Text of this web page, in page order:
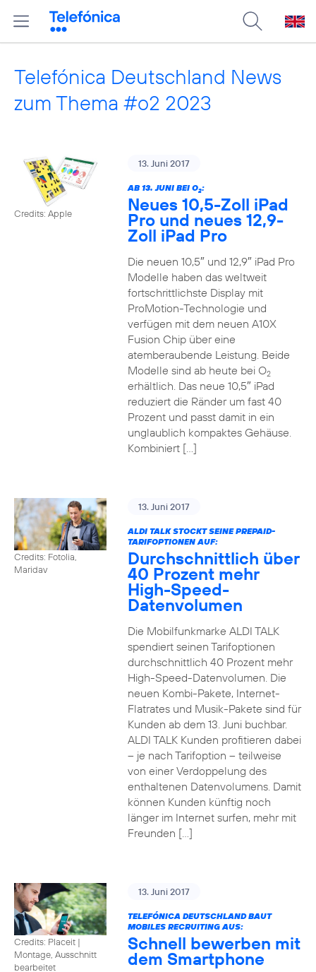
Telefónica Deutschland News
zum Thema #o2 2023
Credits: Apple
13. Juni 2017
AB 13. JUNI BEI O2:
Neues 10,5-Zoll iPad
Pro und neues 12,9-
Zoll iPad Pro
Die neuen 10,5″ und 12,9″ iPad Pro
Modelle haben das weltweit
fortschrittlichste Display mit
ProMotion-Technologie und
verfügen mit dem neuen A10X
Fusion Chip über eine
atemberaubende Leistung. Beide
Modelle sind ab heute bei O2
erhältlich. Das neue 10,5″ iPad
reduziert die Ränder um fast 40
Prozent und passt damit in ein
unglaublich kompaktes Gehäuse.
Kombiniert […]
Credits: Fotolia,
Maridav
13. Juni 2017
ALDI TALK STOCKT SEINE PREPAID-
TARIFOPTIONEN AUF:
Durchschnittlich über
40 Prozent mehr
High-Speed-
Datenvolumen
Die Mobilfunkmarke ALDI TALK
spendiert seinen Tarifoptionen
durchschnittlich 40 Prozent mehr
High-Speed-Datenvolumen. Die
neuen Kombi-Pakete, Internet-
Flatrates und Musik-Pakete sind für
Kunden ab dem 13. Juni buchbar.
ALDI TALK Kunden profitieren dabei
– je nach Tarifoption – teilweise
von einer Verdoppelung des
enthaltenen Datenvolumens. Damit
können Kunden künftig noch
länger im Internet surfen, mehr mit
Freunden […]
Credits: Placeit |
Montage, Ausschnitt
bearbeitet
13. Juni 2017
TELEFÓNICA DEUTSCHLAND BAUT
MOBILES RECRUITING AUS:
Schnell bewerben mit
dem Smartphone